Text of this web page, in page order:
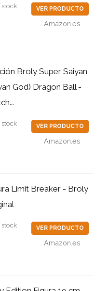
stock VER PRODUCTO
Amazon.es
Broly Super Saiyan
God) Dragon Ball -
stock VER PRODUCTO
Amazon.es
Limit Breaker - Broly
stock VER PRODUCTO
Amazon.es